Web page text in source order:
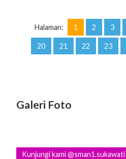
Halaman: 1 2 3
20 21 22 23
Galeri Foto
Kunjungi kami @sman1.sukawati